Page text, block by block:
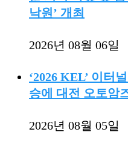
낙원’ 개최
2026년 08월 06일
‘2026 KEL’ 이터
승에 대전 오토암
2026년 08월 05일